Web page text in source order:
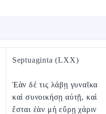
Septuaginta (LXX)
Ἐὰν δέ τις λάβῃ γυναῖκα
καὶ συνοικήσῃ αὐτῇ, καὶ
ἔσται ἐὰν μὴ εὕρῃ χάριν